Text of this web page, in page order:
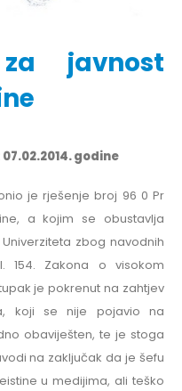
za javnost
godine
je rješenje broj 96 0 Pr
a kojim se obustavlja
zbog navodnih
Zakona o visokom
je pokrenut na zahtjev
koji se nije pojavio na
obaviješten, te je stoga
na zaključak da je šefu
u medijima, ali teško